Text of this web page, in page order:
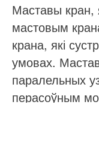
Джыб Крэйн
Электрычны
Запчасткі
Маставы кран,
мастовым
крана, які
умовах.
паралельных
перасоўным
шчыліну.
які